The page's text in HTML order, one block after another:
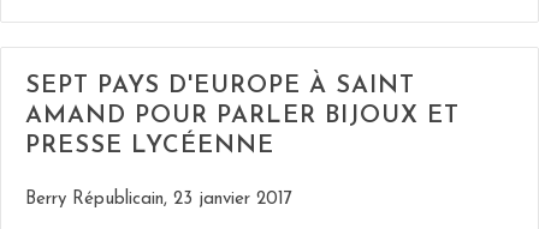
SEPT PAYS D'EUROPE À SAINT
AMAND POUR PARLER BIJOUX ET
PRESSE LYCÉENNE
Berry Républicain, 23 janvier 2017